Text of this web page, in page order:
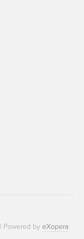
| Powered by eXopera